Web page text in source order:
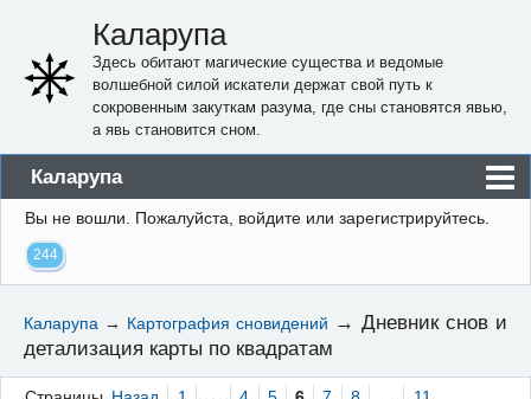
Каларупа
Здесь обитают магические существа и ведомые
волшебной силой искатели держат свой путь к
сокровенным закуткам разума, где сны становятся явью,
а явь становится сном.
Каларупа
Блог
Форум
Правила
Вы не вошли. Пожалуйста, войдите или зарегистрируйтесь.
244
Каларупа → Картография сновидений → Дневник снов и
детализация карты по квадратам